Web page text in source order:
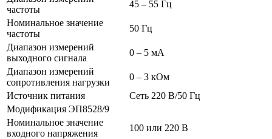
частоты
45 – 55 Гц
Номинальное значение
частоты
50 Гц
Диапазон измерений
выходного сигнала
0 – 5 мА
Диапазон измерений
сопротивления нагрузки
0 – 3 кОм
Источник питания
Сеть 220 В/50 Гц
Модификация ЭП8528/9
Номинальное значение
входного напряжения
100 или 220 В